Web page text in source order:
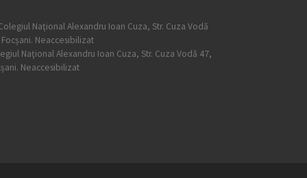
Naţional Alexandru Ioan Cuza, Str. Cuza Vodă 47,
Neaccesibilizat